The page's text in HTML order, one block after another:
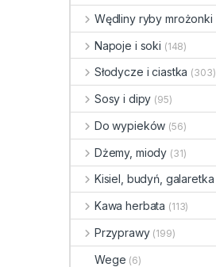
Wędliny ryby mrożonki
Napoje i soki (148)
Słodycze i ciastka (303)
Sosy i dipy (95)
Do wypieków (56)
Dżemy, miody (31)
Kisiel, budyń, galaretka
Kawa herbata (113)
Przyprawy (199)
Wege (6)